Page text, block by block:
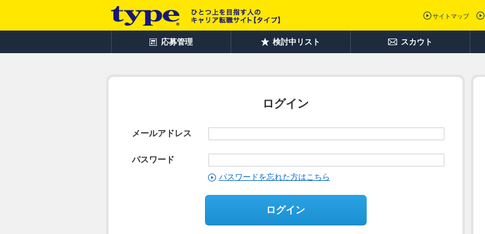
サイトマップ
応募管理 検討中リスト スカウト
ログイン
メールアドレス
パスワード
パスワードを忘れた方はこちら
ログイン